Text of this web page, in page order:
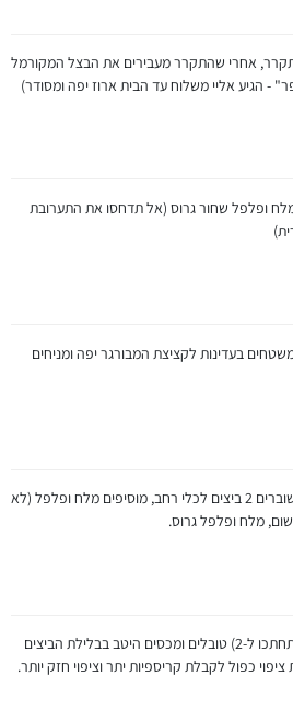
15-20 דקות, מעבירים לכלי שיתקרר, אחרי שהתקרר מעבירים את הבצל המקורמל
הגיע אליי משלוח עד הבית ארוז יפה ומסודר)
ופלפל שחור גרוס (אל תדחסו את התערובת
כדור טניס ומשטחים בעדינות לקציצת המבורגר יפה ומניחים
מחממים שמן עמוק בסיר ועוברים לעבוד על ציפוי לחמניות ההמבורגר: שוברים 2 ביצים לכלי רחב, מוסיפים מלח ופלפל (לא
מלח ופלפל גרוס.
לוקחים לחמניית ההמבורגר (אמורים להיות 2 חלקים ואם אין אז כמובן תחתכו ל-2) טובלים ומכסים היטב בבלילת הביצים
כפול לקבלת קריספיות יתר וציפוי חזק יותר.